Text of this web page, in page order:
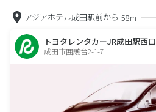
アジアホテル成田駅前から 58m
トヨタレンタカーJR成田駅西口
成田市囲護台2-1-7